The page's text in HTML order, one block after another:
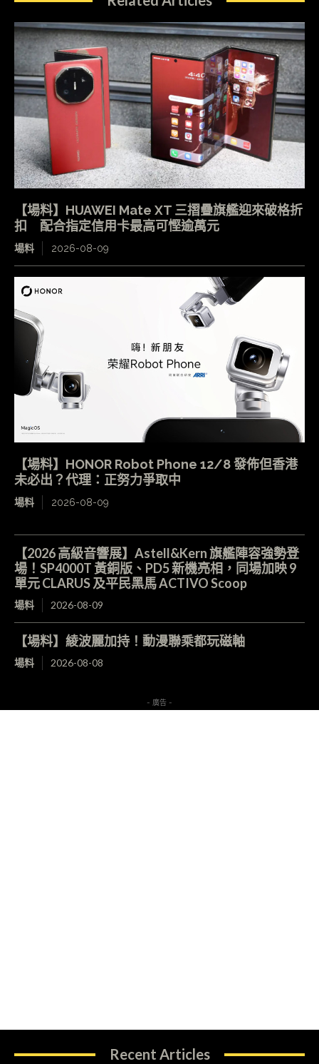
【場料】HUAWEI Mate XT 三摺疊旗艦迎來破格折
扣 配合指定信用卡最高可慳逾萬元
場料 2026-08-09
【場料】HONOR Robot Phone 12/8 發佈但香港
未必出？代理：正努力爭取中
場料 2026-08-09
【2026 高級音響展】Astell&Kern 旗艦陣容強勢登
場！SP4000T 黃銅版、PD5 新機亮相，同場加映 9
單元 CLARUS 及平民黑馬 ACTIVO Scoop
場料 2026-08-09
【場料】綾波麗加持！動漫聯乘都玩磁軸
場料 2026-08-08
- 廣告 -
Recent Articles